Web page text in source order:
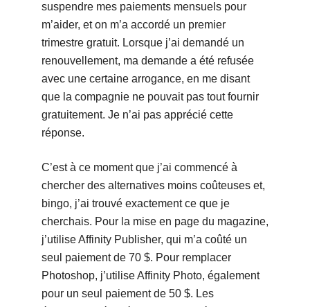
suspendre mes paiements mensuels pour
m’aider, et on m’a accordé un premier
trimestre gratuit. Lorsque j’ai demandé un
renouvellement, ma demande a été refusée
avec une certaine arrogance, en me disant
que la compagnie ne pouvait pas tout fournir
gratuitement. Je n’ai pas apprécié cette
réponse.
C’est à ce moment que j’ai commencé à
chercher des alternatives moins coûteuses et,
bingo, j’ai trouvé exactement ce que je
cherchais. Pour la mise en page du magazine,
j’utilise Affinity Publisher, qui m’a coûté un
seul paiement de 70 $. Pour remplacer
Photoshop, j’utilise Affinity Photo, également
pour un seul paiement de 50 $. Les